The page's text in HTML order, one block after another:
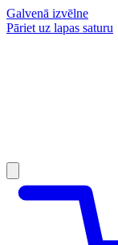
Galvenā izvēlne
Pāriet uz lapas saturu